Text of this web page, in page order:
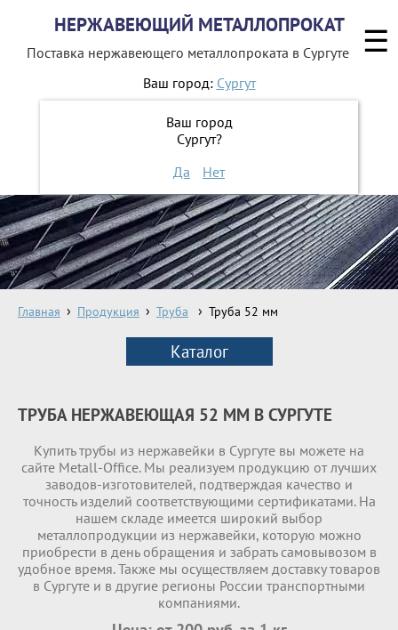
НЕРЖАВЕЮЩИЙ МЕТАЛЛОПРОКАТ
Поставка нержавеющего металлопроката в Сургуте
Ваш город: Сургут
Ваш город
Сургут?
Да
Нет
8 800 551-16-44
ЗАКАЗАТЬ ОБРАТНЫЙ ЗВОНОК
Главная Продукция Труба Труба 52 мм
Каталог
ТРУБА НЕРЖАВЕЮЩАЯ 52 ММ В СУРГУТЕ
Купить трубы из нержавейки в Сургуте вы можете на
сайте Metall-Office. Мы реализуем продукцию от лучших
заводов-изготовителей, подтверждая качество и
точность изделий соответствующими сертификатами. На
нашем складе имеетcя широкий выбор
металлопродукции из нержавейки, которую можно
приобрести в день обращения и забрать самовывозом в
удобное время. Также мы осуществляем доставку товаров
в Сургуте и в другие регионы России транспортными
компаниями.
☰